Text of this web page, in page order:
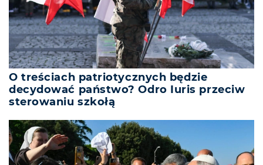
O treściach patriotycznych będzie
decydować państwo? Odro Iuris przeciw
sterowaniu szkołą